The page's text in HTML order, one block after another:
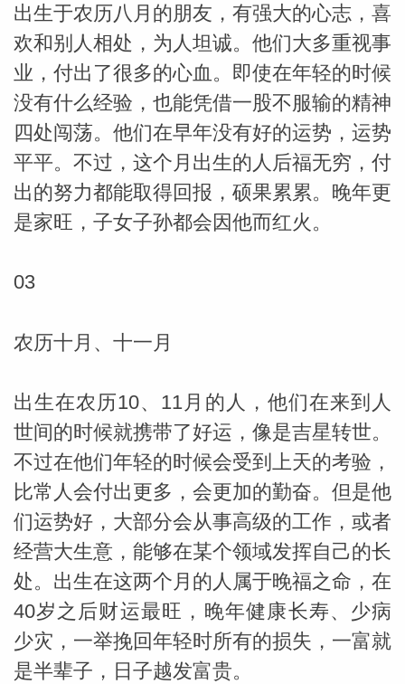
出生于农历八月的朋友，有强大的心志，喜
欢和别人相处，为人坦诚。他们大多重视事
业，付出了很多的心血。即使在年轻的时候
没有什么经验，也能凭借一股不服输的精神
四处闯荡。他们在早年没有好的运势，运势
平平。不过，这个月出生的人后福无穷，付
出的努力都能取得回报，硕果累累。晚年更
是家旺，子女子孙都会因他而红火。
03
农历十月、十一月
出生在农历10、11月的人，他们在来到人
世间的时候就携带了好运，像是吉星转世。
不过在他们年轻的时候会受到上天的考验，
比常人会付出更多，会更加的勤奋。但是他
们运势好，大部分会从事高级的工作，或者
经营大生意，能够在某个领域发挥自己的长
处。出生在这两个月的人属于晚福之命，在
40岁之后财运最旺，晚年健康长寿、少病
少灾，一举挽回年轻时所有的损失，一富就
是半辈子，日子越发富贵。